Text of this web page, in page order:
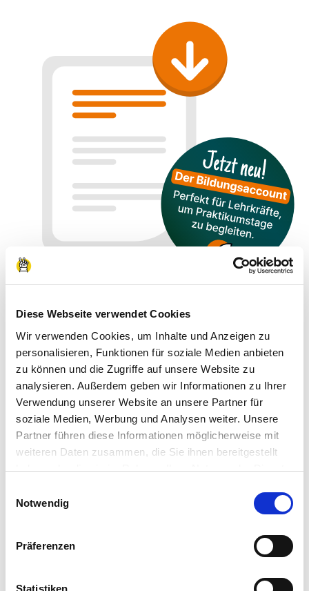
Diese Webseite verwendet Cookies
Wir verwenden Cookies, um Inhalte und Anzeigen zu
personalisieren, Funktionen für soziale Medien anbieten
zu können und die Zugriffe auf unsere Website zu
analysieren. Außerdem geben wir Informationen zu Ihrer
Verwendung unserer Website an unsere Partner für
soziale Medien, Werbung und Analysen weiter. Unsere
Partner führen diese Informationen möglicherweise mit
weiteren Daten zusammen, die Sie ihnen bereitgestellt
haben oder die sie im Rahmen Ihrer Nutzung der Dienste
Impressum
Notwendig
Präferenzen
Statistiken
FAQ - Häufige Fragen
Wie funktioniert der neue
Bildungsaccount?
Zur besseren Organisation und Übersicht gibt es
nun einen Bildungsaccount für Lehrkräfte und
Berufsberaterinnen und Berufsberater. Damit
und effizienter überblickt und unterstützt
Weitere Informationen und Anmeldemöglichkeit gibt es